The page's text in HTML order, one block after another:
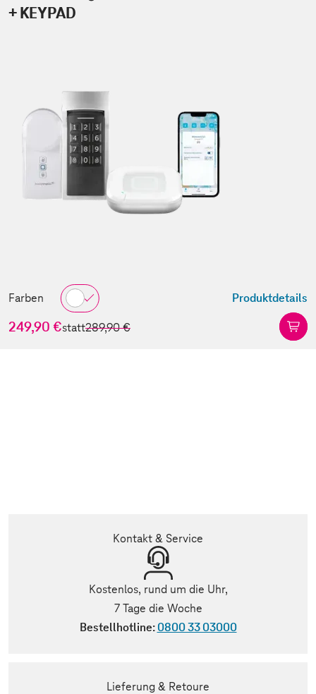
+ KEYPAD
Farben Produktdetails
249,90 €statt289,90 €
Kontakt & Service
Kostenlos, rund um die Uhr,
7 Tage die Woche
Bestellhotline:0800 33 03000
Lieferung & Retoure